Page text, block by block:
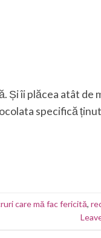
Și îi plăcea atât de
specifică
care mă fac fericită,